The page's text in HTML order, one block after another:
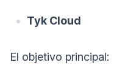
Tyk Cloud
El objetivo principal: